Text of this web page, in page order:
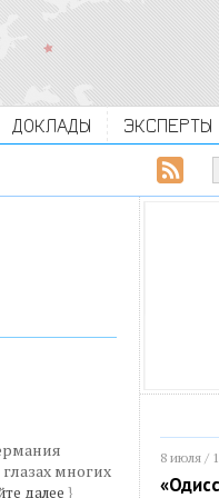
ДОКЛАДЫ ЭКСПЕРТЫ
многих
далее }
8 июля /